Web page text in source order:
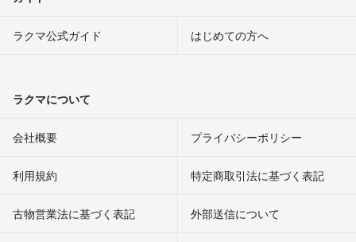
ラクマ公式ガイド はじめての方へ
ラクマについて
会社概要 プライバシーポリシー
利用規約 特定商取引法に基づく表記
古物営業法に基づく表記 外部送信について